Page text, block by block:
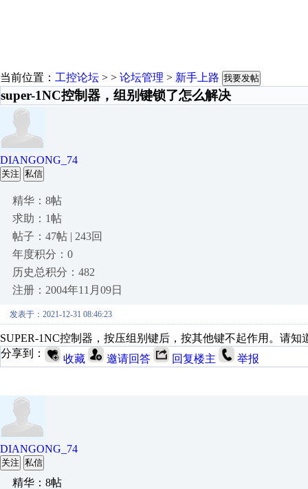
当前位置： 工控论坛 > > 论坛管理 > 新手上路 我要发帖
super-1NC控制器，组别键锁了怎么解决
DIANGONG_74
关注 私信
精华：8帖
求助：1帖
帖子：47帖 | 243回
年度积分：0
历史总积分：482
注册：2004年11月09日
发表于：2021-12-31 08:46:23
SUPER-1NC控制器，按压组别键后，按其他键不起作用。请知
分享到：
收藏 邀请回答 回复楼主 举报
DIANGONG_74
关注 私信
精华：8帖